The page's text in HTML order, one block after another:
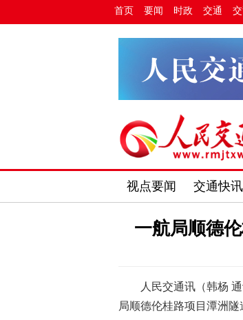
首页 要闻 时政 交通
视点要闻 交通快讯
一航局顺德
人民交通讯（韩杨
局顺德伦桂路项目潭洲